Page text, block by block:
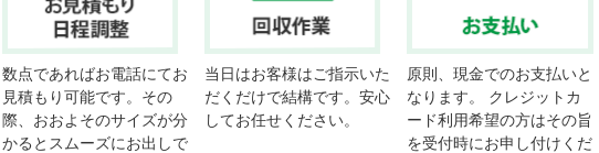
数点であればお電話にてお
見積もり可能です。その
際、おおよそのサイズが分
かるとスムーズにお出しで
当日はお客様はご指示いた
だくだけで結構です。安心
してお任せください。
原則、現金でのお支払いと
なります。 クレジットカ
ード利用希望の方はその旨
を受付時にお申し付けくだ